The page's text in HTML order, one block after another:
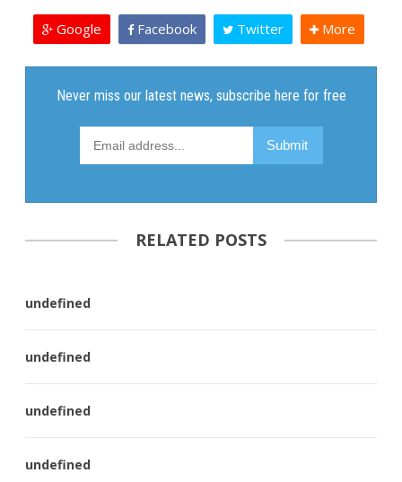
Google Facebook Twitter More
RELATED POSTS
undefined
undefined
undefined
undefined